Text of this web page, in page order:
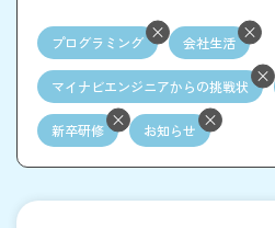
プログラミング 会社生活
マイナビエンジニアからの挑戦状
新卒研修 お知らせ